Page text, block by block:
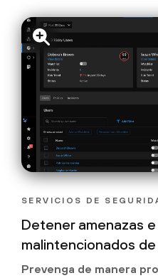
SERVICIOS DE
Detener amenazas
malintencionados
Prevenga de manera